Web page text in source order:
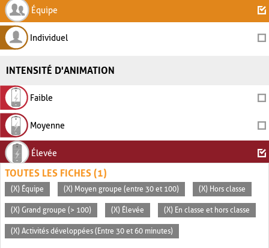
Équipe
Individuel
INTENSITÉ D'ANIMATION
Faible
Moyenne
Élevée
TOUTES LES FICHES (1)
(X) Équipe (X) Moyen groupe (entre 30 et 100) (X) Hors classe
(X) Grand groupe (> 100) (X) Élevée (X) En classe et hors classe
(X) Activités développées (Entre 30 et 60 minutes)